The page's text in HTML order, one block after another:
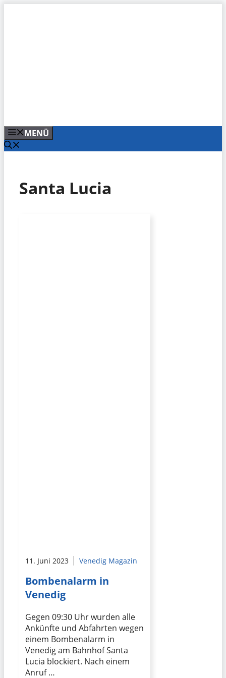
MENÜ
Santa Lucia
11. Juni 2023 Venedig Magazin
Bombenalarm in
Venedig
Gegen 09:30 Uhr wurden alle
Ankünfte und Abfahrten wegen
einem Bombenalarm in
Venedig am Bahnhof Santa
Lucia blockiert. Nach einem
Anruf …